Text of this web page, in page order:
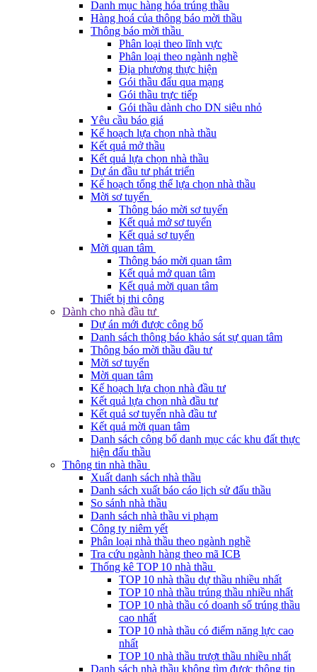
Danh mục hàng hóa trúng thầu
Hàng hoá của thông báo mời thầu
Thông báo mời thầu
Phân loại theo lĩnh vực
Phân loại theo ngành nghề
Địa phương thực hiện
Gói thầu đấu qua mạng
Gói thầu trực tiếp
Gói thầu dành cho DN siêu nhỏ
Yêu cầu báo giá
Kế hoạch lựa chọn nhà thầu
Kết quả mở thầu
Kết quả lựa chọn nhà thầu
Dự án đầu tư phát triển
Kế hoạch tổng thể lựa chọn nhà thầu
Mời sơ tuyển
Thông báo mời sơ tuyển
Kết quả mở sơ tuyển
Kết quả sơ tuyển
Mời quan tâm
Thông báo mời quan tâm
Kết quả mở quan tâm
Kết quả mời quan tâm
Thiết bị thi công
Dành cho nhà đầu tư
Dự án mới được công bố
Danh sách thông báo khảo sát sự quan tâm
Thông báo mời thầu đầu tư
Mời sơ tuyển
Mời quan tâm
Kế hoạch lựa chọn nhà đầu tư
Kết quả lựa chọn nhà đầu tư
Kết quả sơ tuyển nhà đầu tư
Kết quả mời quan tâm
Danh sách công bố danh mục các khu đất thực
hiện đấu thầu
Thông tin nhà thầu
Xuất danh sách nhà thầu
Danh sách xuất báo cáo lịch sử đấu thầu
So sánh nhà thầu
Danh sách nhà thầu vi phạm
Công ty niêm yết
Phân loại nhà thầu theo ngành nghề
Tra cứu ngành hàng theo mã ICB
Thống kê TOP 10 nhà thầu
TOP 10 nhà thầu dự thầu nhiều nhất
TOP 10 nhà thầu trúng thầu nhiều nhất
TOP 10 nhà thầu có doanh số trúng thầu
cao nhất
TOP 10 nhà thầu có điểm năng lực cao
nhất
TOP 10 nhà thầu trượt thầu nhiều nhất
Danh sách nhà thầu không tìm được thông tin